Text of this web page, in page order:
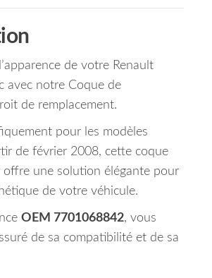
de votre Renault
avec notre Coque de
de remplacement.
pour les modèles
de février 2008, cette coque
offre une solution élégante pour
de votre véhicule.
OEM 7701068842, vous
de sa compatibilité et de sa